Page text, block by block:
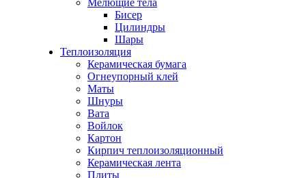
Мелющие тела
Бисер
Цилиндры
Шары
Теплоизоляция
Керамическая бумага
Огнеупорный клей
Маты
Шнуры
Вата
Войлок
Картон
Кирпич теплоизоляционный
Керамическая лента
Плиты